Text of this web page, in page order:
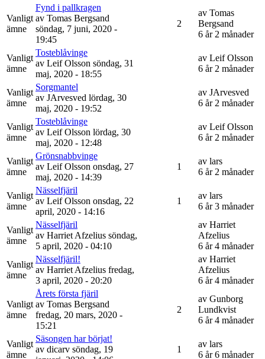
Vanligt
ämne
Fynd i pallkragen
av Tomas Bergsand
söndag, 7 juni, 2020 -
19:45
2
av Tomas
Bergsand
6 år 2 månader
Vanligt
ämne
Tosteblåvinge
av Leif Olsson söndag, 31
maj, 2020 - 18:55
av Leif Olsson
6 år 2 månader
Vanligt
ämne
Sorgmantel
av JArvesved lördag, 30
maj, 2020 - 19:52
av JArvesved
6 år 2 månader
Vanligt
ämne
Tosteblåvinge
av Leif Olsson lördag, 30
maj, 2020 - 12:48
av Leif Olsson
6 år 2 månader
Vanligt
ämne
Grönsnabbvinge
av Leif Olsson onsdag, 27
maj, 2020 - 14:39
1
av lars
6 år 2 månader
Vanligt
ämne
Nässelfjäril
av Leif Olsson onsdag, 22
april, 2020 - 14:16
1
av lars
6 år 3 månader
Vanligt
ämne
Nässelfjäril
av Harriet Afzelius söndag,
5 april, 2020 - 04:10
av Harriet
Afzelius
6 år 4 månader
Vanligt
ämne
Nässelfjäril!
av Harriet Afzelius fredag,
3 april, 2020 - 20:20
av Harriet
Afzelius
6 år 4 månader
Vanligt
ämne
Årets första fjäril
av Tomas Bergsand
fredag, 20 mars, 2020 -
15:21
2
av Gunborg
Lundkvist
6 år 4 månader
Vanligt
ämne
Säsongen har börjat!
av dicarv söndag, 19
1
av lars
6 år 6 månader